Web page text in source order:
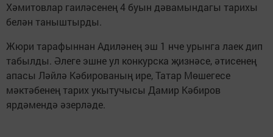
Хәмитовлар гаиләсенең 4 буын дәвамындагы тарихы
белән таныштырды.
Жюри тарафыннан Адиләнең эш 1 нче урынга лаек дип
табылды. Әлеге эшне ул конкурска җизнәсе, әтисенең
апасы Ләйлә Кәбированың ире, Татар Мөшегесе
мәктәбенең тарих укытучысы Дамир Кәбиров
ярдәмендә әзерләде.